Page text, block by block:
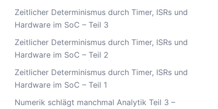
Zeitlicher Determinismus durch Timer, ISRs und
Hardware im SoC – Teil 3
Zeitlicher Determinismus durch Timer, ISRs und
Hardware im SoC – Teil 2
Zeitlicher Determinismus durch Timer, ISRs und
Hardware im SoC – Teil 1
Numerik schlägt manchmal Analytik Teil 3 –